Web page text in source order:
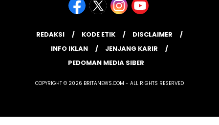
REDAKSI KODE ETIK
DISCLAIMER
INFO IKLAN
JENJANG KARIR
PEDOMAN MEDIA SIBER
COPYRIGHT © 2026 BRITANEWS.COM - ALL RIGHTS RESERVED